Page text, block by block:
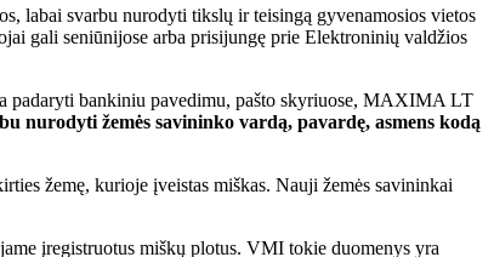
labai svarbu nurodyti tikslų ir teisingą gyvenamosios vietos
gali seniūnijose arba prisijungę prie Elektroninių valdžios
padaryti bankiniu pavedimu, pašto skyriuose, MAXIMA LT
nurodyti žemės savininko vardą, pavardę, asmens kodą
žemę, kurioje įveistas miškas. Nauji žemės savininkai
įregistruotus miškų plotus. VMI tokie duomenys yra